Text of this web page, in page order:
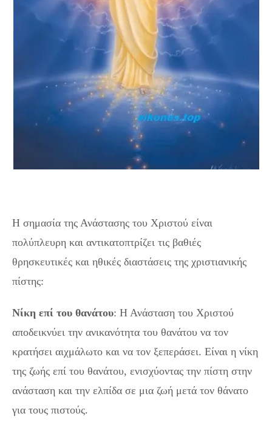
Η σημασία της Ανάστασης του Χριστού είναι
πολύπλευρη και αντικατοπτρίζει τις βαθιές
θρησκευτικές και ηθικές διαστάσεις της χριστιανικής
πίστης:
Νίκη επί του θανάτου: Η Ανάσταση του Χριστού
αποδεικνύει την ανικανότητα του θανάτου να τον
κρατήσει αιχμάλωτο και να τον ξεπεράσει. Είναι η νίκη
της ζωής επί του θανάτου, ενισχύοντας την πίστη στην
ανάσταση και την ελπίδα σε μια ζωή μετά τον θάνατο
για τους πιστούς.